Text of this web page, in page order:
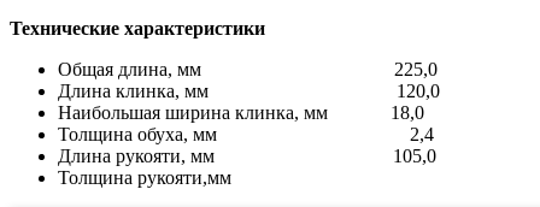
Технические характеристики
Общая длина, мм 225,0
Длина клинка, мм 120,0
Наибольшая ширина клинка, мм 18,0
Толщина обуха, мм 2,4
Длина рукояти, мм 105,0
Толщина рукояти,мм